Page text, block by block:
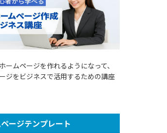
ームページを作れるようになって、
ジをビジネスで活用するための講座
ージテンプレート